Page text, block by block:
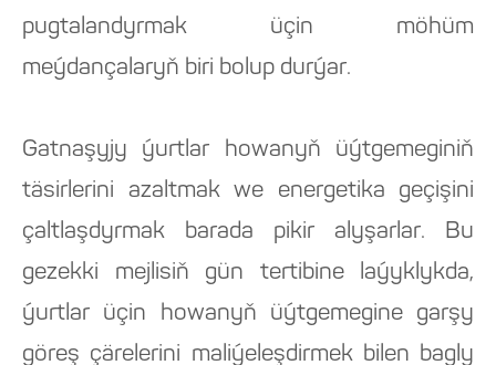
pugtalandyrmak üçin möhüm
meýdançalaryň biri bolup durýar.
Gatnaşyjy ýurtlar howanyň üýtgemeginiň
täsirlerini azaltmak we energetika geçişini
çaltlaşdyrmak barada pikir alyşarlar. Bu
gezekki mejlisiň gün tertibine laýyklykda,
ýurtlar üçin howanyň üýtgemegine garşy
göreş çärelerini maliýeleşdirmek bilen bagly